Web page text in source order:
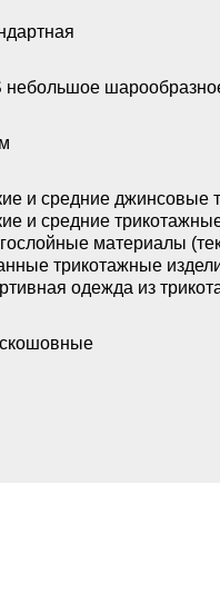
небольшое
и средние джинсовые
и средние
материалы
трикотажные
одежда из